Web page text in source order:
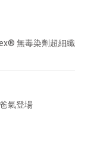
無毒染劑超細纖
氣登場